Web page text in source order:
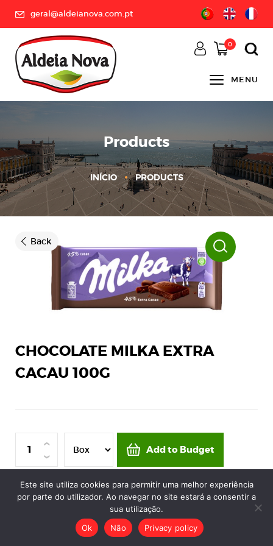
geral@aldeianova.com.pt
MENU
0
Products
INÍCIO PRODUCTS
Back
CHOCOLATE MILKA EXTRA
CACAU 100G
Add to Budget
Minimum quantity of one box by reference.
Este site utiliza cookies para permitir uma melhor experiência
por parte do utilizador. Ao navegar no site estará a consentir a
sua utilização.
Ok
Não Privacy policy